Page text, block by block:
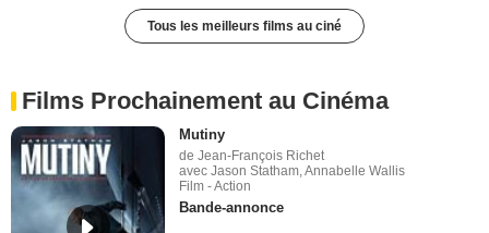
Tous les meilleurs films au ciné
Films Prochainement au Cinéma
Mutiny
de Jean-François Richet
avec Jason Statham, Annabelle Wallis
Film - Action
Bande-annonce